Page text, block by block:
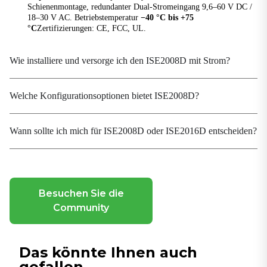
448 Kbit
Verarbeitungsart
Schaltverzögerung
<10 μs
Leistungsparameter
Betriebsspannung
Unterstützt
Stromverbrauch
Unterstützt
Schienenmontage, redundanter Dual-Stromeingang 9,6–60 V DC /
18–30 V AC. Betriebstemperatur −40 °C bis +75
°CZertifizierungen: CE, FCC, UL.
Wie installiere und versorge ich den ISE2008D mit Strom?
Welche Konfigurationsoptionen bietet ISE2008D?
Wann sollte ich mich für ISE2008D oder ISE2016D entscheiden?
Besuchen Sie die
Community
Das könnte Ihnen auch